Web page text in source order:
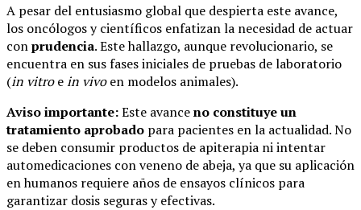
A pesar del entusiasmo global que despierta este avance,
los oncólogos y científicos enfatizan la necesidad de actuar
conprudencia. Este hallazgo, aunque revolucionario, se
encuentra en sus fases iniciales de pruebas de laboratorio
(in vitroein vivoen modelos animales).
Aviso importante:Este avanceno constituye un
tratamiento aprobado para pacientes en la actualidad. No
se deben consumir productos de apiterapia ni intentar
automedicaciones con veneno de abeja, ya que su aplicación
en humanos requiere años de ensayos clínicos para
garantizar dosis seguras y efectivas.